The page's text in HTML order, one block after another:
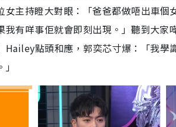
女主持瞪大對眼：「爸爸都做唔出車
我有咩事佢就會即刻出現。」聽到大
Hailey點頭和應，郭奕芯寸爆：「我